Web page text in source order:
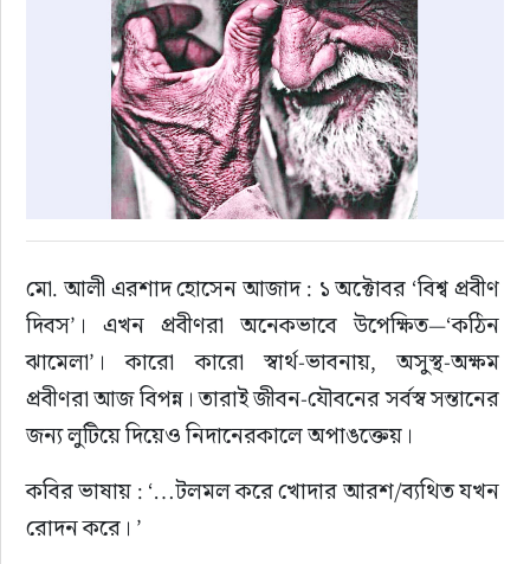
মো. আলী এরশাদ হোসেন আজাদ : ১ অক্টোবর ‘বিশ্ব প্রবীণ
দিবস’। এখন প্রবীণরা অনেকভাবে উপেক্ষিত—‘কঠিন
ঝামেলা’। কারো কারো স্বার্থ-ভাবনায়, অসুস্থ-অক্ষম
প্রবীণরা আজ বিপন্ন। তারাই জীবন-যৌবনের সর্বস্ব সন্তানের
জন্য লুটিয়ে দিয়েও নিদানেরকালে অপাঙক্তেয়।
কবির ভাষায় : ‘…টলমল করে খোদার আরশ/ব্যথিত যখন
রোদন করে। ’